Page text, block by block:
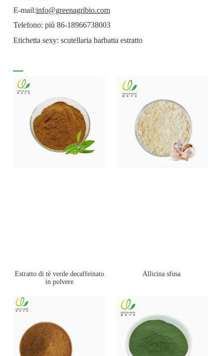
E-mail:info@greenagribio.com
Telefono: più 86-18966738003
Etichetta sexy: scutellaria barbatta estratto
Estratto di tè verde decaffeinato
in polvere
Allicina sfusa